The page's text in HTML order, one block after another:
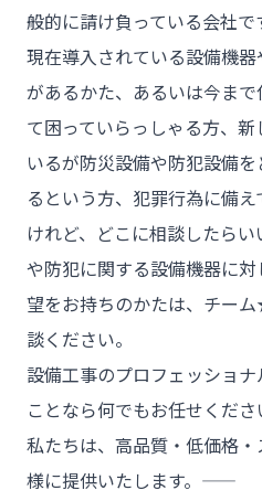
般的に請け負っている会社で
現在導入されている設備機
があるかた、あるいは今ま
て困っていらっしゃる方、
いるが防災設備や防犯設備
るという方、犯罪行為に備
けれど、どこに相談したら
や防犯に関する設備機器に
望をお持ちのかたは、チー
談ください。
設備工事のプロフェッショ
ことなら何でもお任せくださ
私たちは、高品質・低価格
様に提供いたします。――